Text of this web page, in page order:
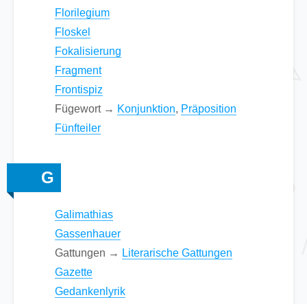
Florilegium
Floskel
Fokalisierung
Fragment
Frontispiz
Fügewort → Konjunktion, Präposition
Fünfteiler
G
Galimathias
Gassenhauer
Gattungen → Literarische Gattungen
Gazette
Gedankenlyrik